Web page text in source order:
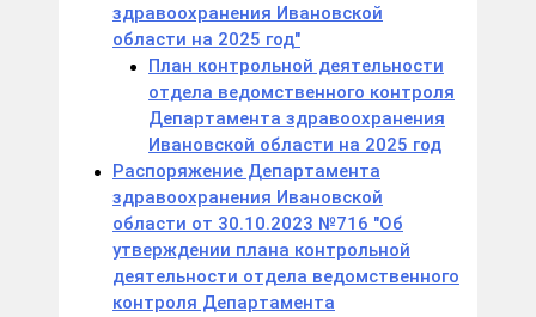
здравоохранения Ивановской
области на 2025 год"
План контрольной деятельности
отдела ведомственного контроля
Департамента здравоохранения
Ивановской области на 2025 год
Распоряжение Департамента
здравоохранения Ивановской
области от 30.10.2023 №716 "Об
утверждении плана контрольной
деятельности отдела ведомственного
контроля Департамента